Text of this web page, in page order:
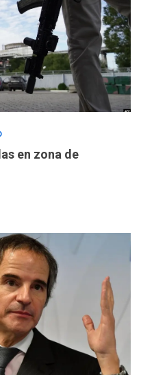
en zona de
ÚLTIMA HORA